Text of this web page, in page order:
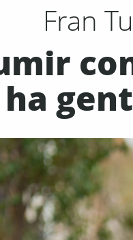
Fran
ha